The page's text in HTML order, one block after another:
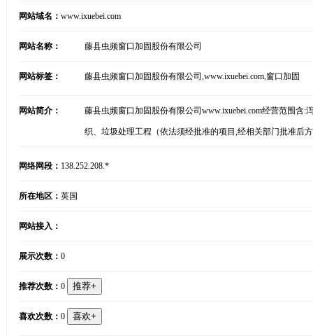
网站域名： www.ixuebei.com
网站名称： 藤县虫频窗口加固股份有限公司
网站标签： 藤县虫频窗口加固股份有限公司,www.ixuebei.com,窗口加固
网站简介： 藤县虫频窗口加固股份有限公司www.ixuebei.com经营范围
织、垃圾处理工程（依法须经批准的项目,经相关部门批准后
网络网段： 138.252.208.*
所在地区： 英国
网站接入：
展示次数： 0
推荐次数： 0
喜欢次数： 0